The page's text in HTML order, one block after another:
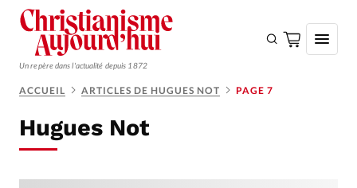
Un repère dans l'actualité depuis 1872
Monde
ACCUEIL ARTICLES DE HUGUES NOT PAGE 7
Hugues Not